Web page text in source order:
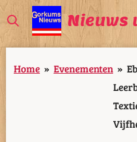
Ga
direct
naar
de
Nieuws
Home » Evenementen »